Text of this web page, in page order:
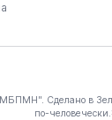
Сделано в
по-